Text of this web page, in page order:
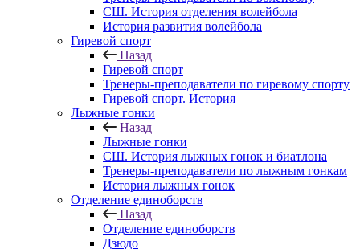
СШ. История отделения волейбола
История развития волейбола
Гиревой спорт
Назад
Гиревой спорт
Тренеры-преподаватели по гиревому спорту
Гиревой спорт. История
Лыжные гонки
Назад
Лыжные гонки
СШ. История лыжных гонок и биатлона
Тренеры-преподаватели по лыжным гонкам
История лыжных гонок
Отделение единоборств
Назад
Отделение единоборств
Дзюдо